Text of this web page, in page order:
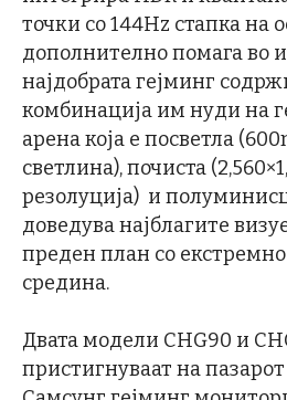
точки со 144Hz стапка на
дополнително помага во
најдобрата гејминг
комбинација им нуди на
арена која е посветла
светлина), почиста
резолуција) и
доведува најблагите
преден план со
средина.
Двата модели CHG90 и
пристигнуваат на